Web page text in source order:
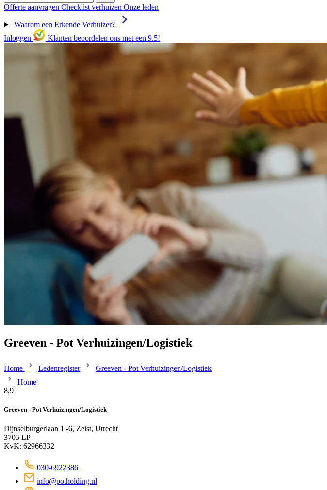
Offerte aanvragen Checklist verhuizen Onze leden
Waarom een Erkende Verhuizer?
Inloggen
Klanten beoordelen ons met een 9.5!
Greeven - Pot Verhuizingen/Logistiek
Home Ledenregister
Greeven - Pot Verhuizingen/Logistiek
Home
8,9
Greeven - Pot Verhuizingen/Logistiek
Dijnselburgerlaan 1 -6, Zeist, Utrecht
3705 LP
KvK: 62966332
030-6922386
info@potholding.nl